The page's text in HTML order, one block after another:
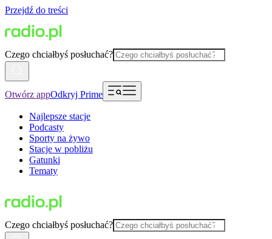
Przejdź do treści
Czego chciałbyś posłuchać?
Otwórz appOdkryj Prime
Najlepsze stacje
Podcasty
Sporty na żywo
Stacje w pobliżu
Gatunki
Tematy
Czego chciałbyś posłuchać?